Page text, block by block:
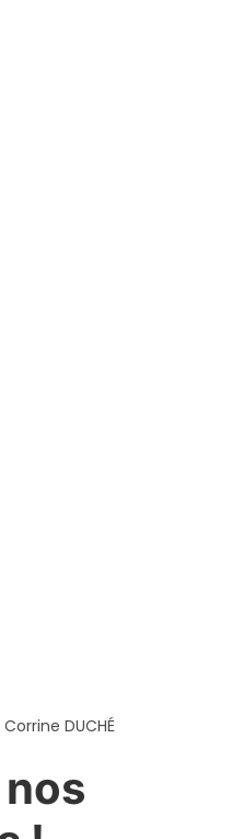
Corrine DUCHÉ